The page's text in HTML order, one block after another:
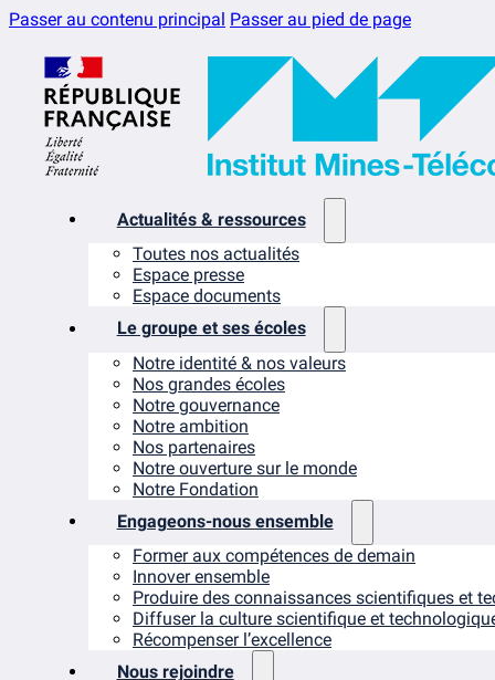
Passer au contenu principal Passer au pied de page
Actualités & ressources
Toutes nos actualités
Espace presse
Espace documents
Le groupe et ses écoles
Notre identité & nos valeurs
Nos grandes écoles
Notre gouvernance
Notre ambition
Nos partenaires
Notre ouverture sur le monde
Notre Fondation
Engageons-nous ensemble
Former aux compétences de demain
Innover ensemble
Produire des connaissances scientifiques et
Diffuser la culture scientifique et
Récompenser l’excellence
Nous rejoindre